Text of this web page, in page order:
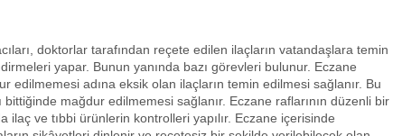
doktorlar tarafından reçete edilen ilaçların vatandaşlara temin
yapar. Bunun yanında bazı görevleri bulunur. Eczane
edilmemesi adına eksik olan ilaçların temin edilmesi sağlanır. Bu
bittiğinde mağdur edilmemesi sağlanır. Eczane raflarının düzenli bir
ilaç ve tıbbi ürünlerin kontrolleri yapılır. Eczane içerisinde